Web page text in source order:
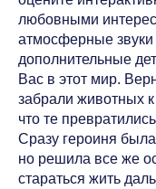
любовными
атмосферные
дополнительные
Вас в этот мир.
забрали животных
что те
Сразу героиня
но решила все же
стараться жить